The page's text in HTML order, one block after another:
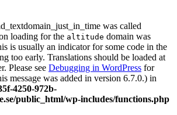
was called
loading for the altitude domain was
is usually an indicator for some code in the
too early. Translations should be loaded at
Please see Debugging in WordPress for
message was added in version 6.7.0.) in
4250-972b-
public_html/wp-includes/functions.php